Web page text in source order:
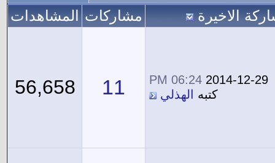
الاخيرة مشاركات المشاهدات
2014-12-29
06:24 PM
كتبه
الهذلي 11
56,658